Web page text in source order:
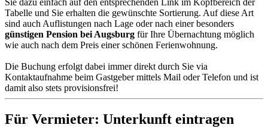
Sie dazu einfach auf den entsprechenden Link im Kopfbereich der
Tabelle und Sie erhalten die gewünschte Sortierung. Auf diese Art
sind auch Auflistungen nach Lage oder nach einer besonders
günstigen Pension bei Augsburg für Ihre Übernachtung möglich
wie auch nach dem Preis einer schönen Ferienwohnung.
Die Buchung erfolgt dabei immer direkt durch Sie via
Kontaktaufnahme beim Gastgeber mittels Mail oder Telefon und ist
damit also stets provisionsfrei!
Für Vermieter: Unterkunft eintragen